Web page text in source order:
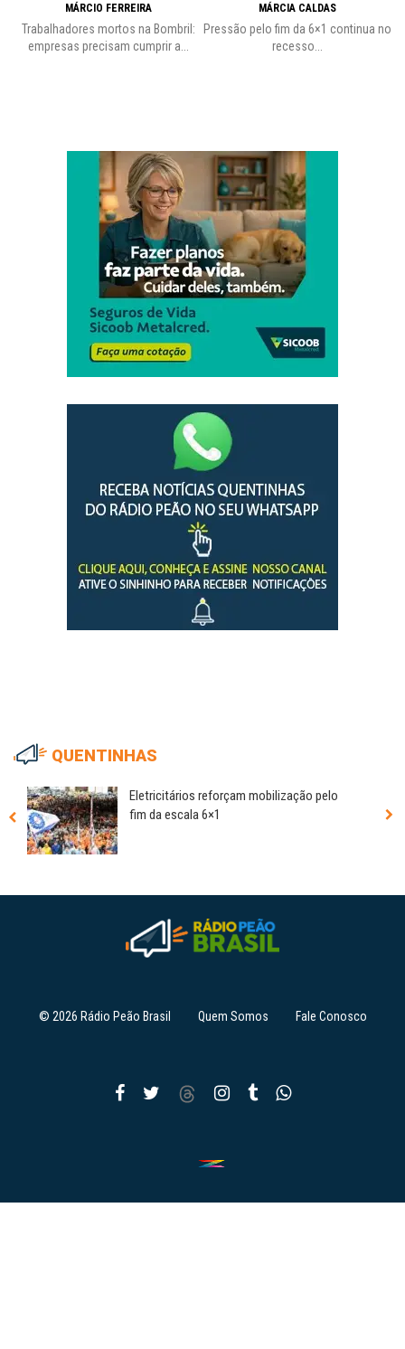
MÁRCIO FERREIRA
Trabalhadores mortos na Bombril:
empresas precisam cumprir a...
MÁRCIA CALDAS
Pressão pelo fim da 6×1 continua no
recesso...
QUENTINHAS
Eletricitários reforçam mobilização pelo
fim da escala 6×1
© 2026 Rádio Peão Brasil Quem Somos Fale Conosco